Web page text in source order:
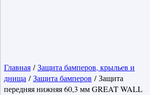
Главная /Защита бамперов, крыльев и
днища /Защита бамперов / Защита
передняя нижняя 60,3 мм GREAT WALL